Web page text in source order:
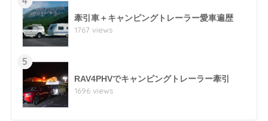
牽引車＋キャンピングトレーラー愛車遍歴
1767 views
5
RAV4PHVでキャンピングトレーラー牽引
1696 views